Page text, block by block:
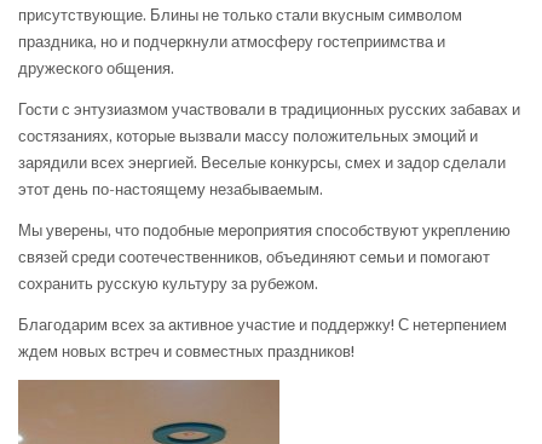
присутствующие. Блины не только стали вкусным символом
праздника, но и подчеркнули атмосферу гостеприимства и
дружеского общения.
Гости с энтузиазмом участвовали в традиционных русских забавах и
состязаниях, которые вызвали массу положительных эмоций и
зарядили всех энергией. Веселые конкурсы, смех и задор сделали
этот день по-настоящему незабываемым.
Мы уверены, что подобные мероприятия способствуют укреплению
связей среди соотечественников, объединяют семьи и помогают
сохранить русскую культуру за рубежом.
Благодарим всех за активное участие и поддержку! С нетерпением
ждем новых встреч и совместных праздников!